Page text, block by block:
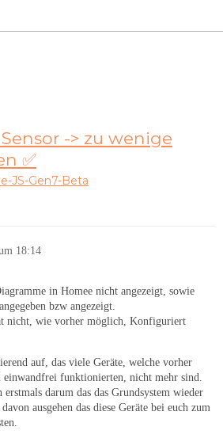
-> zu wenige
✅
JS-Gen7-Beta
18:14
in Homee nicht angezeigt, sowie
bzw angezeigt.
nicht, wie vorher möglich, Konfiguriert
auf, das viele Geräte, welche vorher
funktionierten, nicht mehr sind.
darum das das Grundsystem wieder
ausgehen das diese Geräte bei euch zum